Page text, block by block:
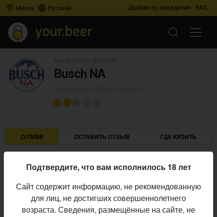
Минск Русский Добавьте заведение FAQ
Busch NA
О ПИВЕ ОСТАВИТЬ ОТЗЫВ ГДЕ КУПИТЬ
Пивоварня:
Алкоголь:
0,4%
Начало
выпуска:
15.03.2011
Подтвердите, что вам исполнилось 18 лет
Сайт содержит информацию, не рекомендованную
для лиц, не достигших совершеннолетнего
возраста. Сведения, размещённые на сайте, не